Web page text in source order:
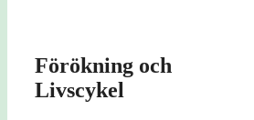
Förökning och
Livscykel